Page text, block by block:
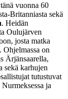
vuonna 60
Britanniasta sekä
. Heidän
Oulujärven
josta matka
on
Ärjänsaarella,
sekä karhujen
tutustuvat
ja